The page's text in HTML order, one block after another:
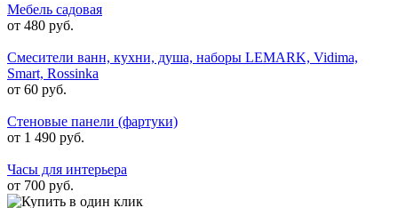
Мебель садовая
от 480 руб.
Смесители ванн, кухни, душа, наборы LEMARK, Vidima,
Smart, Rossinka
от 60 руб.
Стеновые панели (фартуки)
от 1 490 руб.
Часы для интерьера
от 700 руб.